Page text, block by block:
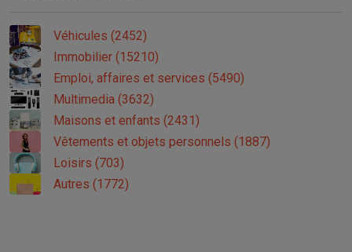
Véhicules (2452)
Immobilier (15210)
Emploi, affaires et services (5490)
Multimedia (3632)
Maisons et enfants (2431)
Vêtements et objets personnels (1887)
Loisirs (703)
Autres (1772)